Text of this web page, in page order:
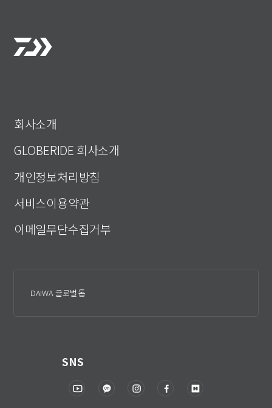
회사소개
GLOBERIDE 회사소개
개인정보처리방침
서비스이용약관
이메일무단수집거부
DAIWA 글로벌 톱
SNS